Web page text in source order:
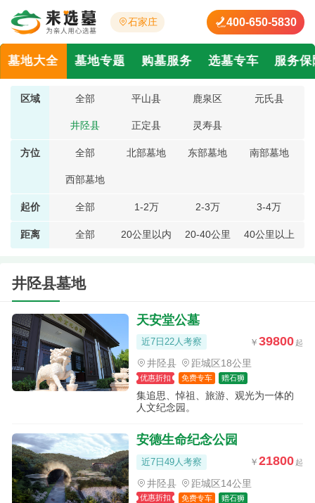
石家庄 400-650-5830
墓地大全 墓地专题 购墓服务 选墓专车 服务保
区域 全部 平山县 鹿泉区 元氏县
井陉县 正定县 灵寿县
方位 全部 北部墓地 东部墓地 南部墓地
西部墓地
起价 全部 1-2万 2-3万 3-4万
距离 全部 20公里以内 20-40公里 40公里以上
井陉县墓地
天安堂公墓
近7日22人考察 39800
井陉县 距城区18公里
优惠折扣 免费专车 赠石狮
集追思、悼祖、旅游、观光为一体的
人文纪念园。
安德生命纪念公园
近7日49人考察 21800
井陉县 距城区14公里
优惠折扣 免费专车 赠石狮